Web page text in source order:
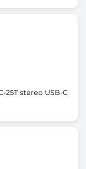
pilotem.
25T stereo USB-C